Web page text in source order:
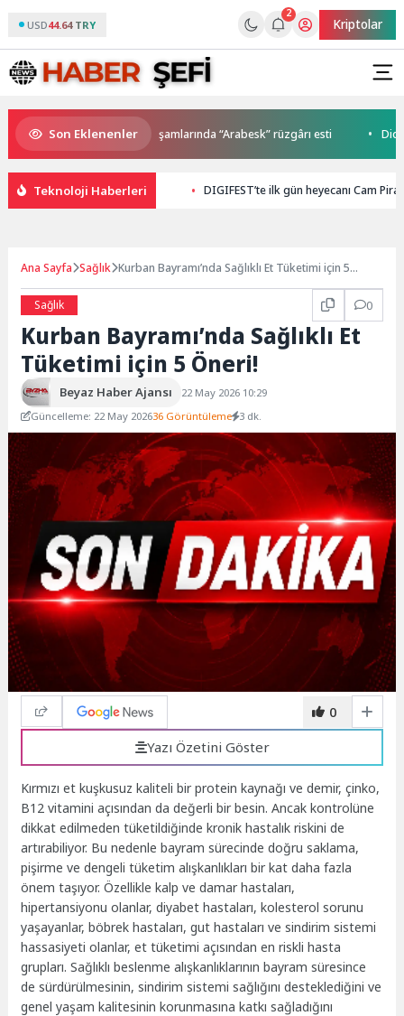
USD44.64 TRY
2
Kriptolar
Son Eklenenler
Anne Şehir yaz akşamlarında “Arabesk” rüzgârı esti Didim
Teknoloji Haberleri DIGIFEST’te ilk gün heyecanı Cam
Ana Sayfa Sağlık Kurban Bayramı’nda Sağlıklı Et Tüketimi için 5
Sağlık
0
Kurban Bayramı’nda Sağlıklı Et
Tüketimi için 5 Öneri!
Beyaz Haber Ajansı
22 May 2026 10:29
Güncelleme: 22 May 202636 Görüntüleme 3 dk.
0
Yazı Özetini Göster
Kırmızı et kuşkusuz kaliteli bir protein kaynağı ve demir, çinko,
B12 vitamini açısından da değerli bir besin. Ancak kontrolüne
dikkat edilmeden tüketildiğinde kronik hastalık riskini de
artırabiliyor. Bu nedenle bayram sürecinde doğru saklama,
pişirme ve dengeli tüketim alışkanlıkları bir kat daha fazla
önem taşıyor. Özellikle kalp ve damar hastaları,
hipertansiyonu olanlar, diyabet hastaları, kolesterol sorunu
yaşayanlar, böbrek hastaları, gut hastaları ve sindirim sistemi
hassasiyeti olanlar, et tüketimi açısından en riskli hasta
grupları. Sağlıklı beslenme alışkanlıklarının bayram süresince
de sürdürülmesinin, sindirim sistemi sağlığını desteklediğini ve
genel yaşam kalitesinin korunmasına katkı sağladığını